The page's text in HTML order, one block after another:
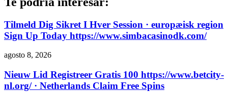
Tilmeld Dig Sikret I Hver Session · europæisk region
Sign Up Today https://www.simbacasinodk.com/
agosto 8, 2026
Nieuw Lid Registreer Gratis 100 https://www.betcity-
nl.org/ · Netherlands Claim Free Spins